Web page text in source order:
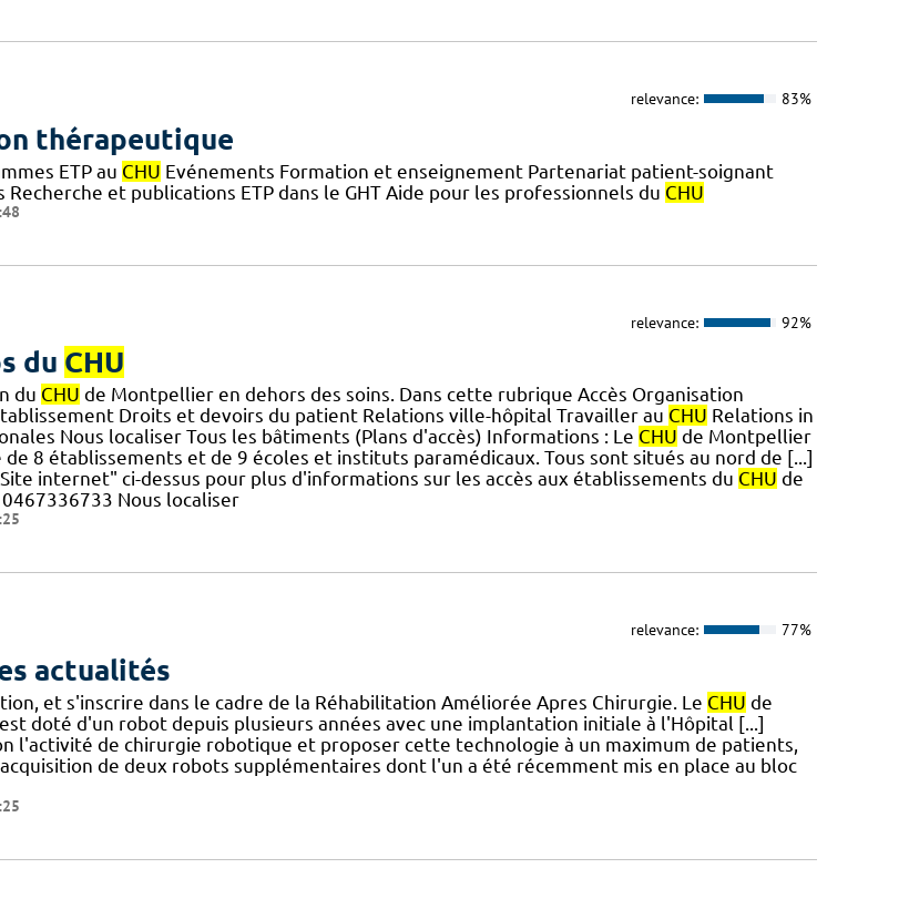
relevance: 83%
thérapeutique
ETP au CHU Evénements Formation et enseignement Partenariat patient-soignant
Recherche et publications ETP dans le GHT Aide pour les professionnels du CHU
relevance: 92%
du CHU
du CHU de Montpellier en dehors des soins. Dans cette rubrique Accès Organisation
Droits et devoirs du patient Relations ville-hôpital Travailler au CHU Relations in
Nous localiser Tous les bâtiments (Plans d'accès) Informations : Le CHU de Montpellier
de 8 établissements et de 9 écoles et instituts paramédicaux. Tous sont situés au nord de [...]
internet" ci-dessus pour plus d'informations sur les accès aux établissements du CHU de
Nous localiser
relevance: 77%
actualités
et s'inscrire dans le cadre de la Réhabilitation Améliorée Apres Chirurgie. Le CHU de
doté d'un robot depuis plusieurs années avec une implantation initiale à l'Hôpital [...]
l'activité de chirurgie robotique et proposer cette technologie à un maximum de patients,
de deux robots supplémentaires dont l'un a été récemment mis en place au bloc